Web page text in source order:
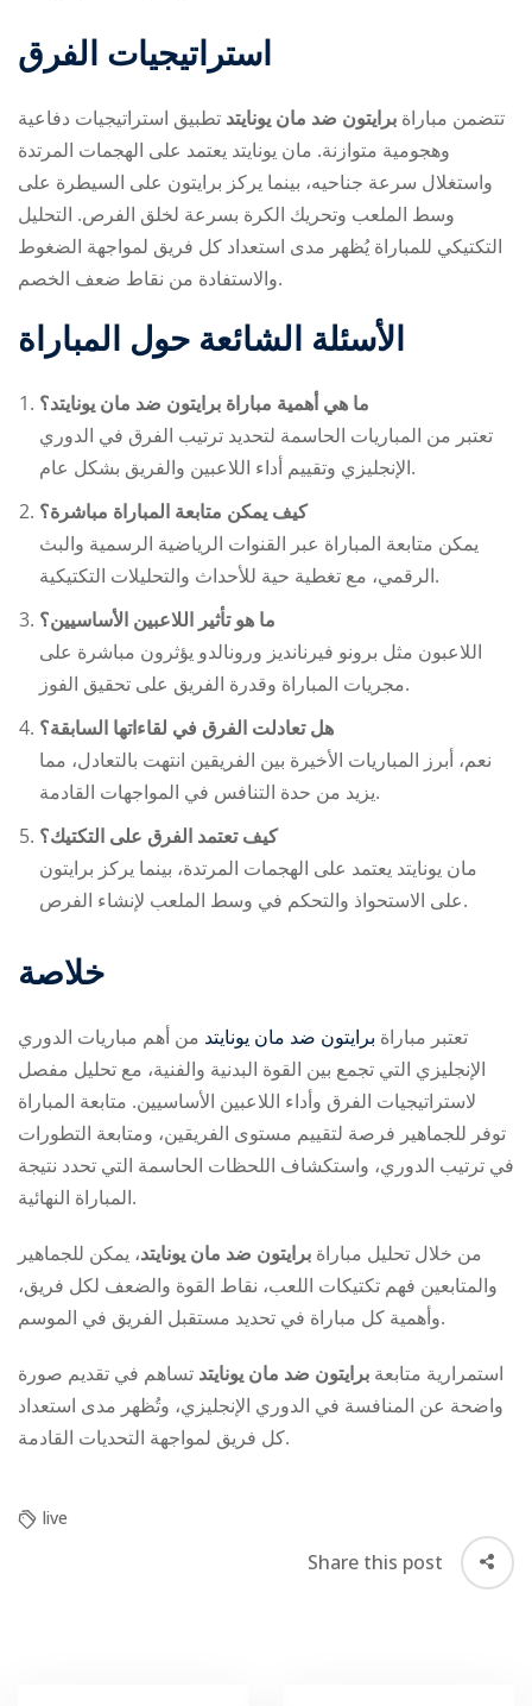
استراتيجيات الفرق
تتضمن مباراة برايتون ضد مان يونايتد تطبيق استراتيجيات دفاعية
وهجومية متوازنة. مان يونايتد يعتمد على الهجمات المرتدة
واستغلال سرعة جناحيه، بينما يركز برايتون على السيطرة على
وسط الملعب وتحريك الكرة بسرعة لخلق الفرص. التحليل
التكتيكي للمباراة يُظهر مدى استعداد كل فريق لمواجهة الضغوط
والاستفادة من نقاط ضعف الخصم.
الأسئلة الشائعة حول المباراة
ما هي أهمية مباراة برايتون ضد مان يونايتد؟
تعتبر من المباريات الحاسمة لتحديد ترتيب الفرق في الدوري
الإنجليزي وتقييم أداء اللاعبين والفريق بشكل عام.
كيف يمكن متابعة المباراة مباشرة؟
يمكن متابعة المباراة عبر القنوات الرياضية الرسمية والبث
الرقمي، مع تغطية حية للأحداث والتحليلات التكتيكية.
ما هو تأثير اللاعبين الأساسيين؟
اللاعبون مثل برونو فيرنانديز ورونالدو يؤثرون مباشرة على
مجريات المباراة وقدرة الفريق على تحقيق الفوز.
هل تعادلت الفرق في لقاءاتها السابقة؟
نعم، أبرز المباريات الأخيرة بين الفريقين انتهت بالتعادل، مما
يزيد من حدة التنافس في المواجهات القادمة.
كيف تعتمد الفرق على التكتيك؟
مان يونايتد يعتمد على الهجمات المرتدة، بينما يركز برايتون
على الاستحواذ والتحكم في وسط الملعب لإنشاء الفرص.
خلاصة
تعتبر مباراة برايتون ضد مان يونايتد من أهم مباريات الدوري
الإنجليزي التي تجمع بين القوة البدنية والفنية، مع تحليل مفصل
لاستراتيجيات الفرق وأداء اللاعبين الأساسيين. متابعة المباراة
توفر للجماهير فرصة لتقييم مستوى الفريقين، ومتابعة التطورات
في ترتيب الدوري، واستكشاف اللحظات الحاسمة التي تحدد نتيجة
المباراة النهائية.
من خلال تحليل مباراة برايتون ضد مان يونايتد، يمكن للجماهير
والمتابعين فهم تكتيكات اللعب، نقاط القوة والضعف لكل فريق،
وأهمية كل مباراة في تحديد مستقبل الفريق في الموسم.
استمرارية متابعة برايتون ضد مان يونايتد تساهم في تقديم صورة
واضحة عن المنافسة في الدوري الإنجليزي، وتُظهر مدى استعداد
كل فريق لمواجهة التحديات القادمة.
live
Share this post